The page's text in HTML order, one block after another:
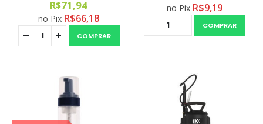
R$71,94
no Pix R$66,18
COMPRAR
no Pix R$9,19
COMPRAR